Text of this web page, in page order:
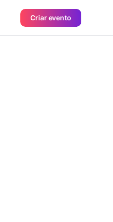
Criar evento